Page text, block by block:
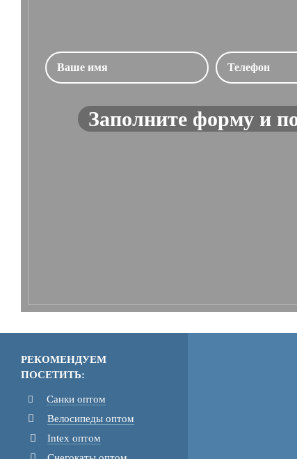
Заполните форму и
РЕКОМЕНДУЕМ
ПОСЕТИТЬ:
Санки оптом
Велосипеды оптом
Intex оптом